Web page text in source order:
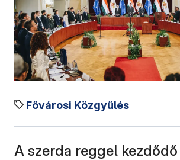
Fővárosi Közgyűlés
A szerda reggel kezdődő